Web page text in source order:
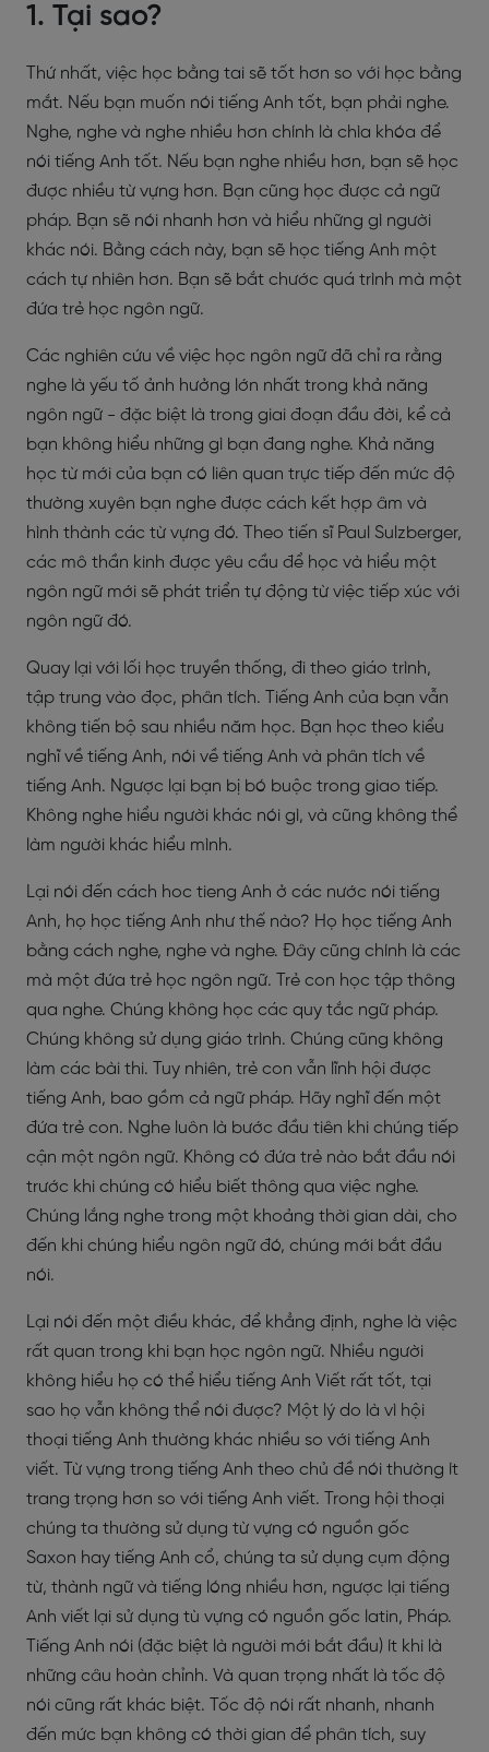
1. Tại sao?
Thứ nhất, việc học bằng tai sẽ tốt hơn so với học bằng
mắt. Nếu bạn muốn nói tiếng Anh tốt, bạn phải nghe.
Nghe, nghe và nghe nhiều hơn chính là chìa khóa để
nói tiếng Anh tốt. Nếu bạn nghe nhiều hơn, bạn sẽ học
được nhiều từ vựng hơn. Bạn cũng học được cả ngữ
pháp. Bạn sẽ nói nhanh hơn và hiểu những gì người
khác nói. Bằng cách này, bạn sẽ học tiếng Anh một
cách tự nhiên hơn. Bạn sẽ bắt chước quá trình mà một
đứa trẻ học ngôn ngữ.
Các nghiên cứu về việc học ngôn ngữ đã chỉ ra rằng
nghe là yếu tố ảnh hưởng lớn nhất trong khả năng
ngôn ngữ - đặc biệt là trong giai đoạn đầu đời, kể cả
bạn không hiểu những gì bạn đang nghe. Khả năng
học từ mới của bạn có liên quan trực tiếp đến mức độ
thường xuyên bạn nghe được cách kết hợp âm và
hình thành các từ vựng đó. Theo tiến sĩ Paul Sulzberger,
các mô thần kinh được yêu cầu để học và hiểu một
ngôn ngữ mới sẽ phát triển tự động từ việc tiếp xúc với
ngôn ngữ đó.
Quay lại với lối học truyền thống, đi theo giáo trình,
tập trung vào đọc, phân tích. Tiếng Anh của bạn vẫn
không tiến bộ sau nhiều năm học. Bạn học theo kiểu
nghĩ về tiếng Anh, nói về tiếng Anh và phân tích về
tiếng Anh. Ngược lại bạn bị bó buộc trong giao tiếp.
Không nghe hiểu người khác nói gì, và cũng không thể
làm người khác hiểu mình.
Lại nói đến cách hoc tieng Anh ở các nước nói tiếng
Anh, họ học tiếng Anh như thế nào? Họ học tiếng Anh
bằng cách nghe, nghe và nghe. Đây cũng chính là các
mà một đứa trẻ học ngôn ngữ. Trẻ con học tập thông
qua nghe. Chúng không học các quy tắc ngữ pháp.
Chúng không sử dụng giáo trình. Chúng cũng không
làm các bài thi. Tuy nhiên, trẻ con vẫn lĩnh hội được
tiếng Anh, bao gồm cả ngữ pháp. Hãy nghĩ đến một
đứa trẻ con. Nghe luôn là bước đầu tiên khi chúng tiếp
cận một ngôn ngữ. Không có đứa trẻ nào bắt đầu nói
trước khi chúng có hiểu biết thông qua việc nghe.
Chúng lắng nghe trong một khoảng thời gian dài, cho
đến khi chúng hiểu ngôn ngữ đó, chúng mới bắt đầu
nói.
Lại nói đến một điều khác, để khẳng định, nghe là việc
rất quan trong khi bạn học ngôn ngữ. Nhiều người
không hiểu họ có thể hiểu tiếng Anh Viết rất tốt, tại
sao họ vẫn không thể nói được? Một lý do là vì hội
thoại tiếng Anh thường khác nhiều so với tiếng Anh
viết. Từ vựng trong tiếng Anh theo chủ đề nói thường ít
trang trọng hơn so với tiếng Anh viết. Trong hội thoại
chúng ta thường sử dụng từ vựng có nguồn gốc
Saxon hay tiếng Anh cổ, chúng ta sử dụng cụm động
từ, thành ngữ và tiếng lóng nhiều hơn, ngược lại tiếng
Anh viết lại sử dụng tù vựng có nguồn gốc latin, Pháp.
Tiếng Anh nói (đặc biệt là người mới bắt đầu) ít khi là
những câu hoàn chỉnh. Và quan trọng nhất là tốc độ
nói cũng rất khác biệt. Tốc độ nói rất nhanh, nhanh
đến mức bạn không có thời gian để phân tích, suy